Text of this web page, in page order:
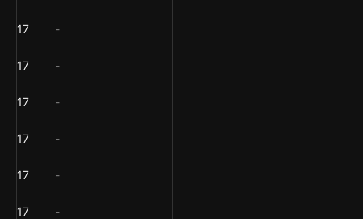
17 -
17 -
17 -
17 -
17 -
17 -